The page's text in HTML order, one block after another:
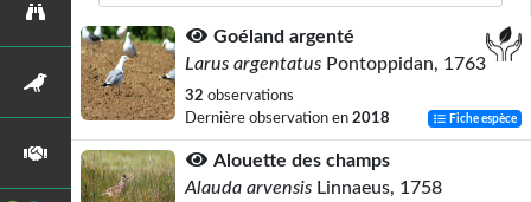
Goéland argenté
Larus argentatus Pontoppidan, 1763
32 observations
Dernière observation en 2018 Fiche espèce
Alouette des champs
Alauda arvensis Linnaeus, 1758